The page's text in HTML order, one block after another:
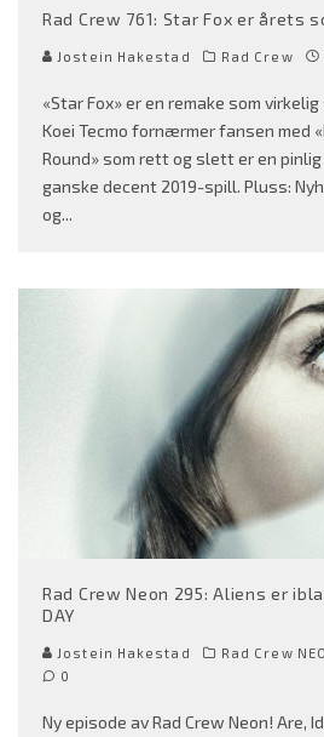
Rad Crew 761: Star Fox er årets
Jostein Hakestad Rad Crew
«Star Fox» er en remake som
Koei Tecmo fornærmer fansen med
Round» som rett og slett er en
ganske decent 2019-spill. Pluss:
og...
Rad Crew Neon 295: Aliens er
DAY
Jostein Hakestad Rad Crew
0
Ny episode av Rad Crew Neon! Are,